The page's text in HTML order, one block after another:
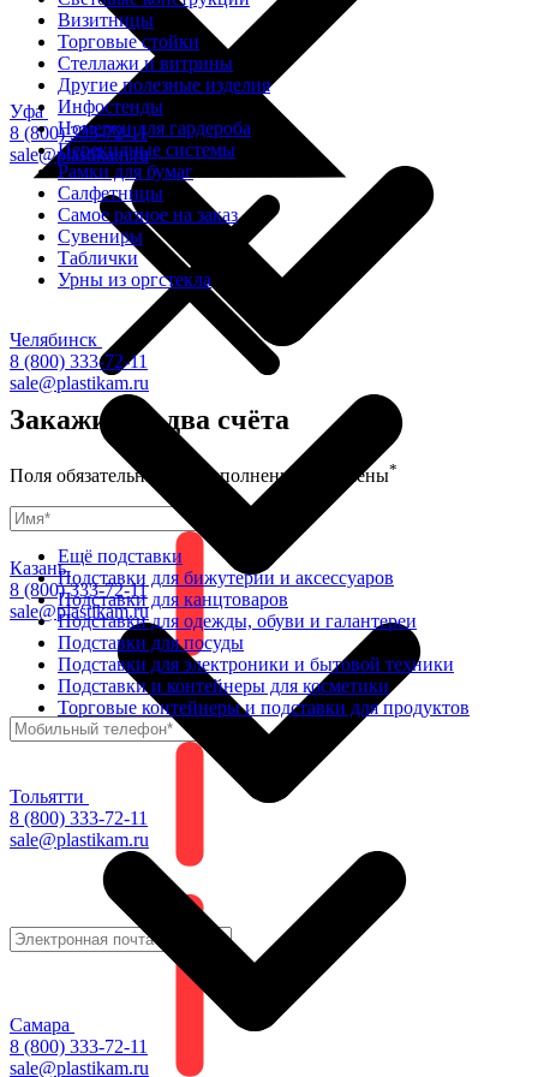
Закажите в два счёта
Поля обязательные для заполнения, отмечены*
Уфа
8 (800) 333-72-11
sale@plastikam.ru
Челябинск
8 (800) 333-72-11
sale@plastikam.ru
Казань
8 (800) 333-72-11
sale@plastikam.ru
Тольятти
8 (800) 333-72-11
sale@plastikam.ru
Самара
8 (800) 333-72-11
sale@plastikam.ru
Визитницы
Торговые стойки
Cтеллажи и витрины
Другие полезные изделия
Инфостенды
Номерки для гардероба
Перекидные системы
Рамки для бумаг
Салфетницы
Самое разное на заказ
Сувениры
Таблички
Урны из оргстекла
Ещё подставки
Подставки для бижутерии и аксессуаров
Подставки для канцтоваров
Подставки для одежды, обуви и галантереи
Подставки для посуды
Подставки для электроники и бытовой техники
Подставки и контейнеры для косметики
Торговые контейнеры и подставки для продуктов